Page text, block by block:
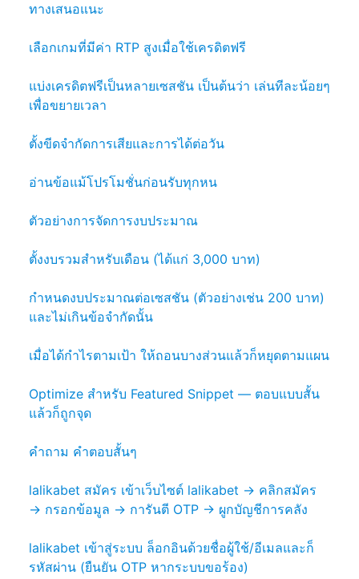
ทางเสนอแนะ
เลือกเกมที่มีค่า RTP สูงเมื่อใช้เครดิตฟรี
แบ่งเครดิตฟรีเป็นหลายเซสชัน เป็นต้นว่า เล่นทีละน้อยๆ
เพื่อขยายเวลา
ตั้งขีดจำกัดการเสียและการได้ต่อวัน
อ่านข้อแม้โปรโมชั่นก่อนรับทุกหน
ตัวอย่างการจัดการงบประมาณ
ตั้งงบรวมสำหรับเดือน (ได้แก่ 3,000 บาท)
กำหนดงบประมาณต่อเซสชัน (ตัวอย่างเช่น 200 บาท)
และไม่เกินข้อจำกัดนั้น
เมื่อได้กำไรตามเป้า ให้ถอนบางส่วนแล้วก็หยุดตามแผน
Optimize สำหรับ Featured Snippet — ตอบแบบสั้น
แล้วก็ถูกจุด
คำถาม คำตอบสั้นๆ
lalikabet สมัคร เข้าเว็บไซต์ lalikabet → คลิกสมัคร
→ กรอกข้อมูล → การันตี OTP → ผูกบัญชีการคลัง
lalikabet เข้าสู่ระบบ ล็อกอินด้วยชื่อผู้ใช้/อีเมลและก็
รหัสผ่าน (ยืนยัน OTP หากระบบขอร้อง)